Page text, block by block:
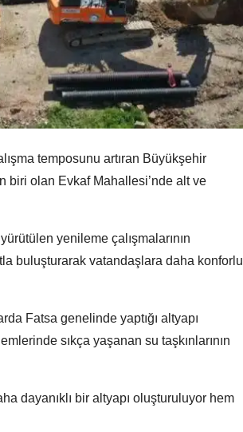
temposunu artıran Büyükşehir
biri olan Evkaf Mahallesi’nde alt ve
yenileme çalışmalarının
buluşturarak vatandaşlara daha konforlu
Fatsa genelinde yaptığı altyapı
sıkça yaşanan su taşkınlarının
dayanıklı bir altyapı oluşturuluyor hem